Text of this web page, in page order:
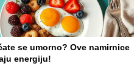
se umorno? Ove namirnice
energiju!